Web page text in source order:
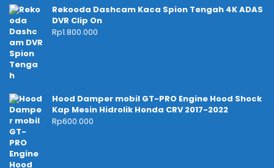
Rekooda Dashcam Kaca Spion Tengah 4K ADAS
DVR Clip On
Rp1.800.000
Hood Damper mobil GT-PRO Engine Hood Shock
Kap Mesin Hidrolik Honda CRV 2017-2022
Rp600.000